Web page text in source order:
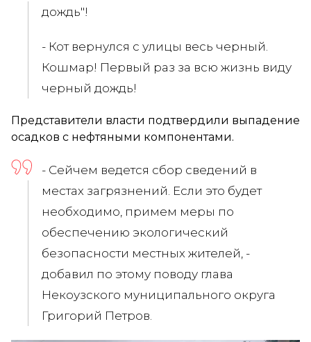
дождь"!
- Кот вернулся с улицы весь черный.
Кошмар! Первый раз за всю жизнь виду
черный дождь!
Представители власти подтвердили выпадение
осадков с нефтяными компонентами.
- Сейчем ведется сбор сведений в
местах загрязнений. Если это будет
необходимо, примем меры по
обеспечению экологический
безопасности местных жителей, -
добавил по этому поводу глава
Некоузского муниципального округа
Григорий Петров.